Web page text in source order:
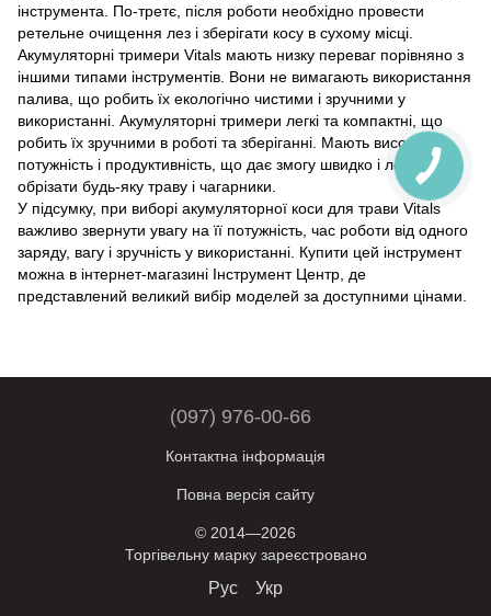
інструмента. По-третє, після роботи необхідно провести
ретельне очищення лез і зберігати косу в сухому місці.
Акумуляторні тримери Vitals мають низку переваг порівняно з
іншими типами інструментів. Вони не вимагають використання
палива, що робить їх екологічно чистими і зручними у
використанні. Акумуляторні тримери легкі та компактні, що
робить їх зручними в роботі та зберіганні. Мають високу
потужність і продуктивність, що дає змогу швидко і легко
обрізати будь-яку траву і чагарники.
У підсумку, при виборі акумуляторної коси для трави Vitals
важливо звернути увагу на її потужність, час роботи від одного
заряду, вагу і зручність у використанні. Купити цей інструмент
можна в інтернет-магазині Інструмент Центр, де
представлений великий вибір моделей за доступними цінами.
(097) 976-00-66
Контактна інформація
Повна версія сайту
© 2014—2026
Торгівельну марку зареєстровано
Рус Укр